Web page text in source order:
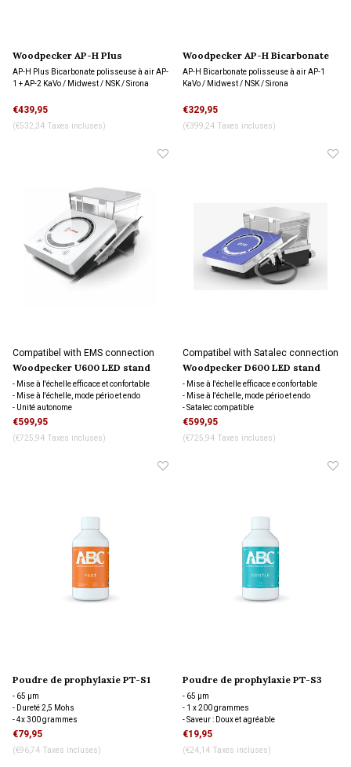
Woodpecker AP-H Plus
Bicarbonate polisseuse à air
AP-H Plus Bicarbonate polisseuse à air AP-
1 + AP-2 KaVo / Midwest / NSK / Sirona
€439,95
(€532,34 Taxes incluses)
Woodpecker AP-H Bicarbonate
airpolisher AP-1
AP-H Bicarbonate polisseuse à air AP-1
KaVo / Midwest / NSK / Sirona
€329,95
(€399,24 Taxes incluses)
Compatibel with EMS connection
Woodpecker U600 LED stand
alone scaler
- Mise à l'échelle efficace et confortable
- Mise à l'échelle, mode pério et endo
- Unité autonome
€599,95
(€725,94 Taxes incluses)
Compatibel with Satalec connection
Woodpecker D600 LED stand
alone scaler
- Mise à l'échelle efficace e confortable
- Mise à l'échelle, mode pério et endo
- Satalec compatible
- Unité autonome
€599,95
(€725,94 Taxes incluses)
Poudre de prophylaxie PT-S1
/SUP/ Fast, 4 pack 300 gram
- 65 µm
- Dureté 2,5 Mohs
- 4x 300 grammes
- Saveur : Citron vert
€79,95
(€96,74 Taxes incluses)
Poudre de prophylaxie PT-S3
/SUP/ Gentle, 200 gram
- 65 µm
- 1 x 200 grammes
- Saveur : Doux et agréable
- Supragingival
€19,95
(€24,14 Taxes incluses)